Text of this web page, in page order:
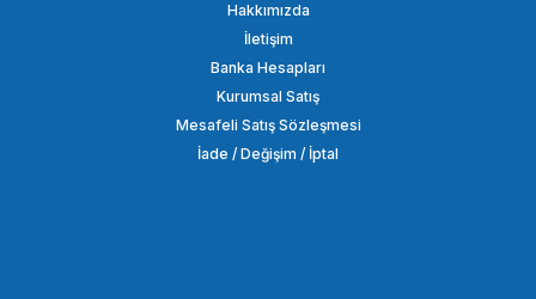
Comica CVM-WS60 Combo Kamera ve Telefon Mikrofonu
Hakkımızda
İletişim
Banka Hesapları
Kurumsal Satış
Mesafeli Satış Sözleşmesi
İade / Değişim / İptal